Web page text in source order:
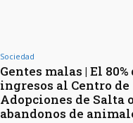
Sociedad
Gentes malas | El 80%
ingresos al Centro de
Adopciones de Salta
abandonos de